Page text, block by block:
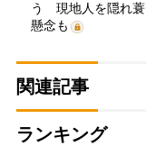
う 現地人を隠れ蓑
懸念も
関連記事
ランキング